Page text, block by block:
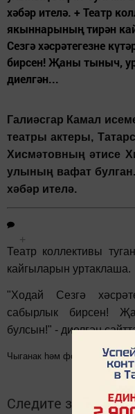
хәбәр ителә. + Театр
якыннарының тирән
Сезгә хәсрәтегезне
бирсен! Җаны тыныч,
диелгән...
Галиәсгар Камал
театры актеры,
Хисмәтовның әтисе
улының вафат
хәбәр ителә.
+
Театр коллективы
кайгыларын уртаклаша.
"Ходай Сезгә
сабырлык бирсен!
булсын!" - диелгән
Чыганак һәм фото: http://
Следите за